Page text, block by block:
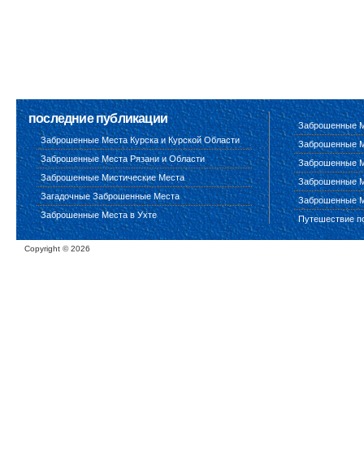
последние публикации
Заброшенные Места Курска и Курской Области
Заброшенные Места Рязани и Области
Заброшенные Мистические Места
Загадочные Заброшенные Места
Заброшенные Места в Ухте
Заброшенные
Заброшенные
Заброшенные
Заброшенные
Заброшенные
Путешествие
Copyright ©2026